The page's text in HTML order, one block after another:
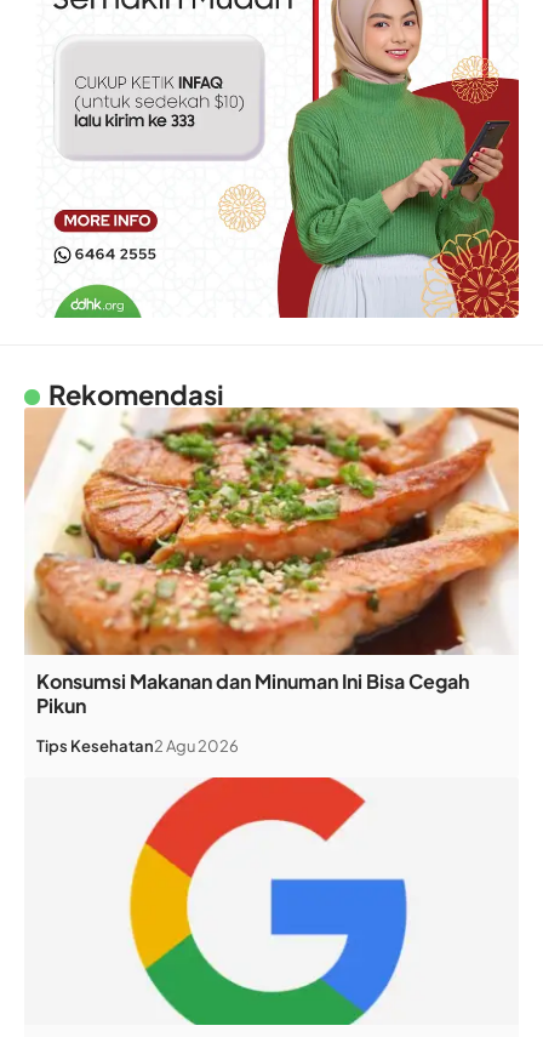
Rekomendasi
Konsumsi Makanan dan Minuman Ini Bisa Cegah
Pikun
Tips Kesehatan2 Agu 2026